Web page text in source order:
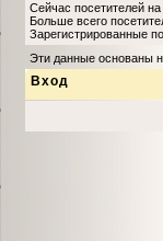
Сейчас посетителей
Больше всего
Зарегистрированные
Эти данные основаны
Вход